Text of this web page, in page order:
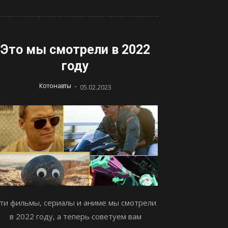
Это мы смотрели в 2022
году
Котонавты - 05.02.2023
фильмы, сериалы и аниме мы смотрели
в 2022 году, а теперь советуем вам